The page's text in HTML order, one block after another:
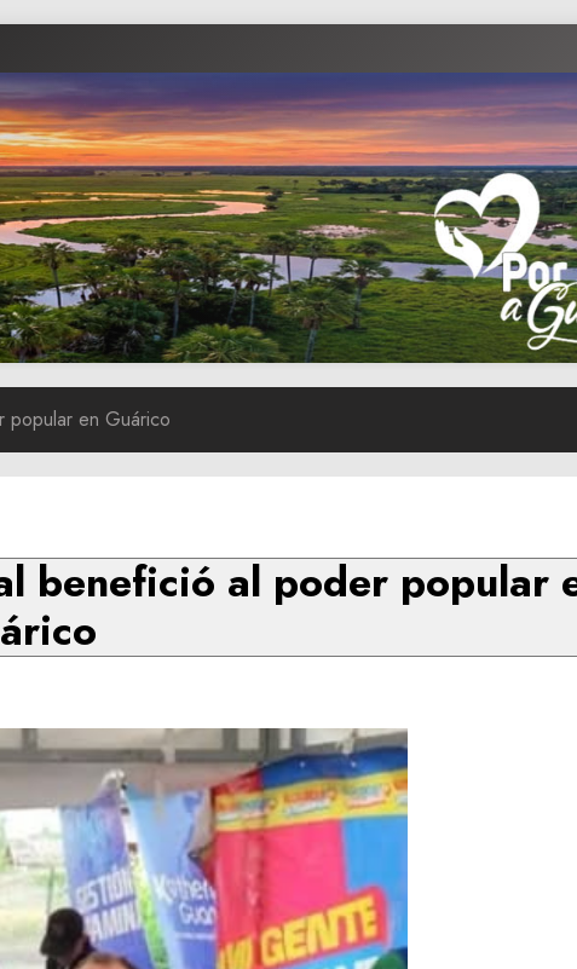
popular en Guárico
benefició al poder popular